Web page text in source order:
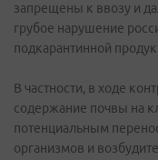
запрещены к ввозу и
грубое нарушение
подкарантинной
В частности, в ходе
содержание почвы на
потенциальным
организмов и